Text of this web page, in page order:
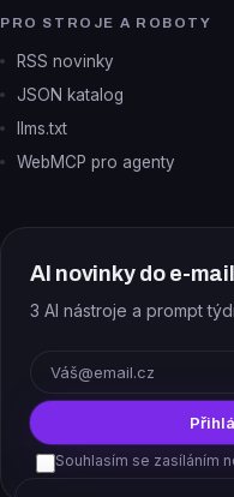
PRO STROJE A ROBOTY
RSS novinky
JSON katalog
llms.txt
WebMCP pro agenty
AI novinky do e-
3 AI nástroje a prompt
Souhlasím se zasíláním